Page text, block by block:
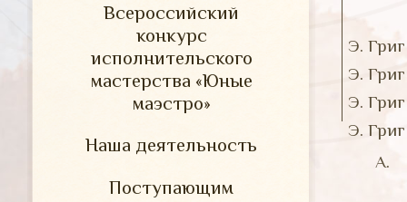
Всероссийский
конкурс
исполнительского
мастерства «Юные
маэстро»
Наша деятельность
Поступающим
Э.
Э.
Э.
Э.
А.